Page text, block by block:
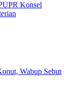
Konsel